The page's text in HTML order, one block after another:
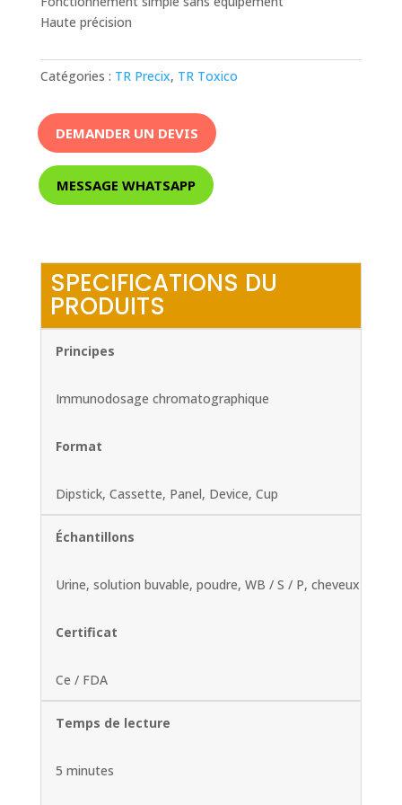
Haute précision
Catégories : TR Precix, TR Toxico
DEMANDER UN DEVIS
MESSAGE WHATSAPP
SPECIFICATIONS DU
PRODUITS
Principes
Immunodosage chromatographique
Format
Dipstick, Cassette, Panel, Device, Cup
Échantillons
Urine, solution buvable, poudre, WB / S / P, cheveux
Certificat
Ce / FDA
Temps de lecture
5 minutes